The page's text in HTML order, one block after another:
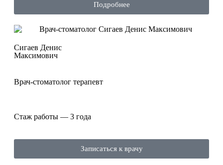
Подробнее
Сигаев Денис
Максимович
Врач-стоматолог терапевт
Стаж работы — 3 года
Записаться к врачу